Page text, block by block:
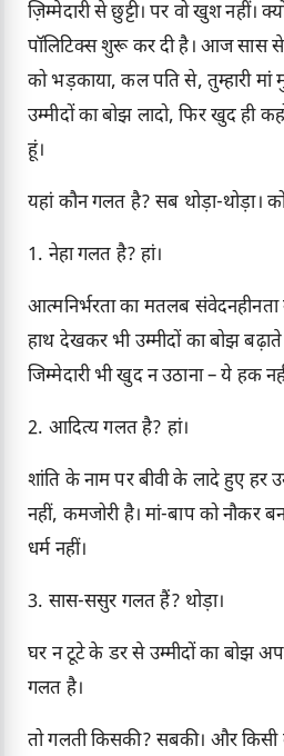
ज़िम्मेदारी से छुट्टी। पर वो खुश
पॉलिटिक्स शुरू कर दी है। आज सास
को भड़काया, कल पति से, तुम्हारी मां
उम्मीदों का बोझ लादो, फिर खुद ही
हूं।
यहां कौन गलत है? सब थोड़ा-थोड़ा।
1. नेहा गलत है? हां।
आत्मनिर्भरता का मतलब संवेदनहीनता
हाथ देखकर भी उम्मीदों का बोझ
जिम्मेदारी भी खुद न उठाना – ये हक
2. आदित्य गलत है? हां।
शांति के नाम पर बीवी के लादे हुए हर
नहीं, कमजोरी है। मां-बाप को नौकर
धर्म नहीं।
3. सास-ससुर गलत हैं? थोड़ा।
घर न टूटे के डर से उम्मीदों का बोझ
गलत है।
तो गलती किसकी? सबकी। और किसी